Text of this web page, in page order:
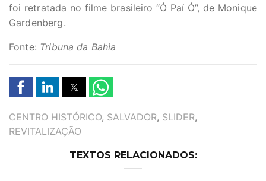
foi retratada no filme brasileiro “Ó Paí Ó”, de Monique
Gardenberg.
Fonte: Tribuna da Bahia
TAGS
CENTRO HISTÓRICO, SALVADOR, SLIDER,
REVITALIZAÇÃO
TEXTOS RELACIONADOS: